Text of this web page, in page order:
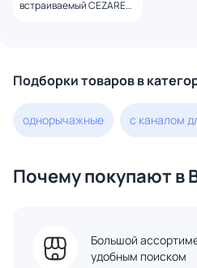
встраиваемый CEZARES
Подборки товаров в
однорычажные с каналом
Почему покупают в
Большой
удобным поиском